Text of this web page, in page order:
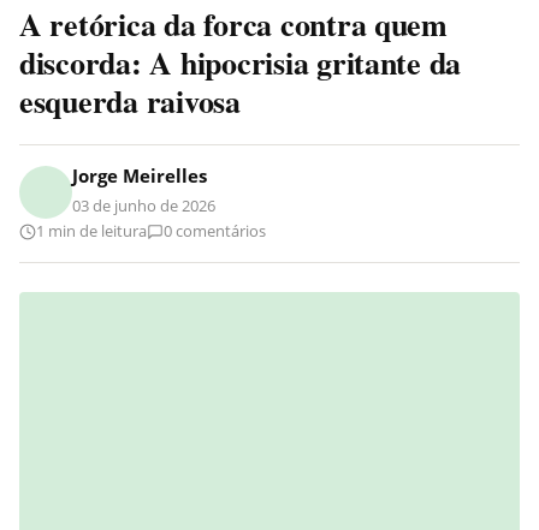
A retórica da forca contra quem
discorda: A hipocrisia gritante da
esquerda raivosa
Jorge Meirelles
03 de junho de 2026
1 min de leitura
0 comentários